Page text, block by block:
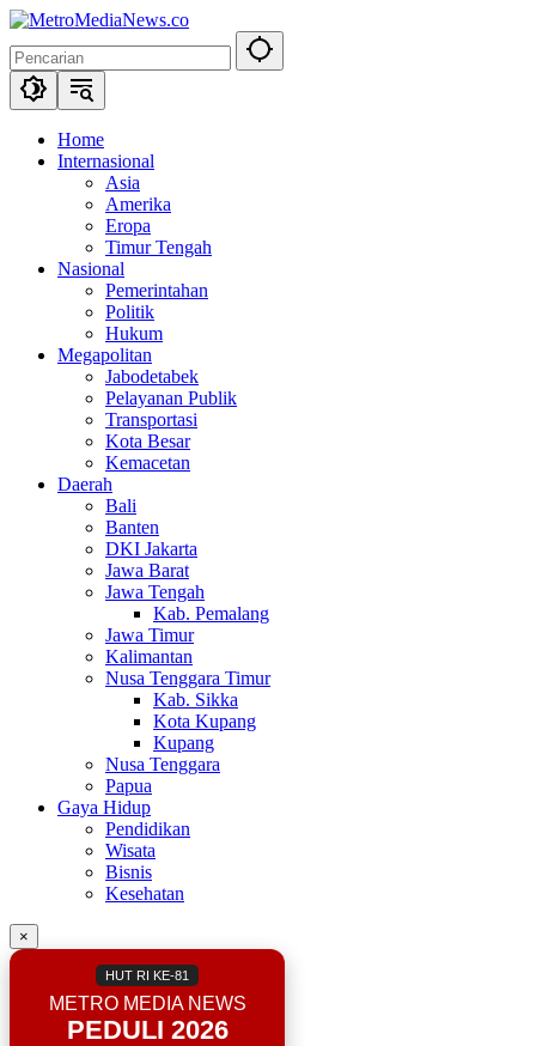
Langsung
konten
Home
Internasional
Asia
Amerika
Eropa
Timur Tengah
Nasional
Pemerintahan
Politik
Hukum
Megapolitan
Jabodetabek
Pelayanan Publik
Transportasi
Kota Besar
Kemacetan
Daerah
Bali
Banten
DKI Jakarta
Jawa Barat
Jawa Tengah
Kab. Pemalang
Jawa Timur
Kalimantan
Nusa Tenggara Timur
Kab. Sikka
Kota Kupang
Kupang
Nusa Tenggara
Papua
Gaya Hidup
Pendidikan
Wisata
Bisnis
Kesehatan
×
HUT RI KE-81
METRO MEDIA NEWS
PEDULI 2026